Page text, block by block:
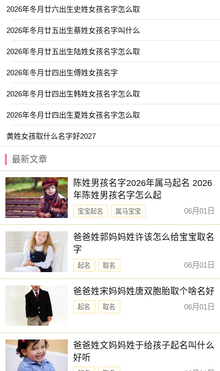
【晴羽】 【霞姝】 【童夕】 【艺茹】
【金莹】 【之夏】 【乐淳】 【安怡】
【慧乔】 【筱乐】 【晞辰】 【尹黎】
【文墨】 【芷音】 【琪筝】 【屹瑶】
【舒玥】 【歆妍】 【惜时】 【祐禾】
【昱珊】 【芷熙】 【毓娴】 【宣淇】
【清悠】 【锦容】 【惜颜】 【晶菲】
【璟芊】 【慕思】 【书语】 【金卿】
【皙然】 【韵瑾】 【梦溪】 【日晞】
【诗渝】 【子念】 【曼殊】 【菡微】
【箐瑶】 【梓雯】 【嘉彦】 【诗暮】
【桐华】 【宛迎】 【夏荷】 【景娴】
【书颜】 【与夏】 【曼雪】 【清苒】
【安盈】 【艺谨】 【维心】 【予欣】
【含湘】 【亦闲】 【雪蕙】 【湘灵】
【子璎】 【以晗】 【忆君】 【园雯】
【金虹】 【星源】 【昕蕾】 【予清】
【瑞希】 【云涵】 【昀遥】 【新亭】
赐子好名，能伴子一生。想给宝宝取一个好名字吗？选
择下方的【宝宝起名】，为孩子起一个吉利的好名字吧。
2026年冬月廿六出生史姓女孩名字怎么取
2026年冬月廿五出生蔡姓女孩名字叫什么
2026年冬月廿五出生陆姓女孩名字怎么取
2026年冬月廿四出生傅姓女孩名字
2026年冬月廿四出生韩姓女孩名字怎么取
2026年冬月廿四出生夏姓女孩名字怎么取
黄姓女孩取什么名字好2027
最新文章
陈姓男孩名字2026年属马起名 2026
年陈姓男孩名字怎么起
宝宝起名
属马宝宝
新生儿取名
06月01日
爸爸姓郭妈妈姓许该怎么给宝宝取名
字
起名 取名 06月01日
爸爸姓宋妈妈姓唐双胞胎取个啥名好
起名 取名 06月01日
爸爸姓文妈妈姓于给孩子起名叫什么
好听